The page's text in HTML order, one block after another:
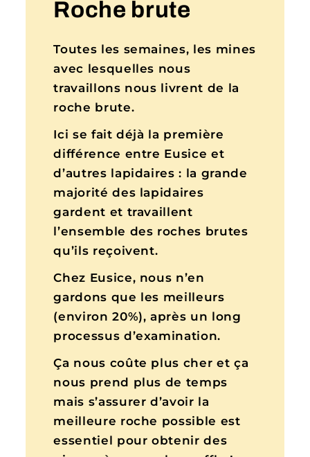
Roche brute
Toutes les semaines, les mines
avec lesquelles nous
travaillons nous livrent de la
roche brute.
Ici se fait déjà la première
différence entre Eusice et
d’autres lapidaires : la grande
majorité des lapidaires
gardent et travaillent
l’ensemble des roches brutes
qu’ils reçoivent.
Chez Eusice, nous n’en
gardons que les meilleurs
(environ 20%), après un long
processus d’examination.
Ça nous coûte plus cher et ça
nous prend plus de temps
mais s’assurer d’avoir la
meilleure roche possible est
essentiel pour obtenir des